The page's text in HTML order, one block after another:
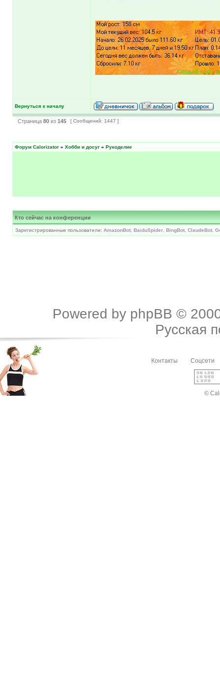
Вернуться к началу
Страница 80 из 145 [ Сообщений: 1447 ]
Форум Calorizator » Хобби и досуг » Рукоделие
Кто сейчас на конференции
Зарегистрированные пользователи: AmazonBot BaiduSpider BingBot ClaudeBot
Powered by phpBB ©
Русская
Контакты Соцсети
©